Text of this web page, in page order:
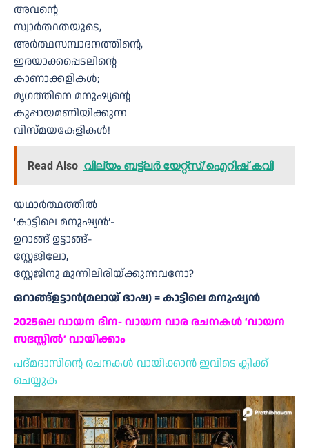
അവൻ്റെ
സ്വാർത്ഥതയുടെ,
അർത്ഥസമ്പാദനത്തിൻ്റെ,
ഇരയാക്കപ്പെടലിൻ്റെ
കാണാക്കളികൾ;
മൃഗത്തിനെ മനുഷ്യൻ്റെ
കുപ്പായമണിയിക്കുന്ന
വിസ്മയകേളികൾ!
Read Also വില്യം ബട്ട്ലർ യേറ്റ്സ്/ഐറിഷ് കവി
യഥാർത്ഥത്തിൽ
‘കാട്ടിലെ മനുഷ്യൻ’-
ഉറാങ്ങ് ഉട്ടാങ്ങ്-
സ്റ്റേജിലോ,
സ്റ്റേജിനു മുന്നിലിരിയ്ക്കുന്നവനോ?
ഒറാങ്ങ്ഉട്ടാൻ(മലായ് ഭാഷ) = കാട്ടിലെ മനുഷ്യൻ
2025ലെ വായന ദിന- വായന വാര രചനകൾ ‘വായന
സദസ്സിൽ’ വായിക്കാം
പദ്മദാസിന്റെ രചനകൾ വായിക്കാൻ ഇവിടെ ക്ലിക്ക്
ചെയ്യുക